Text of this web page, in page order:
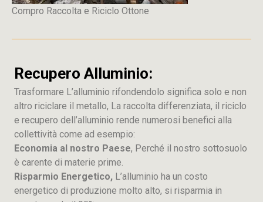
Compro Raccolta e Riciclo Ottone
Recupero Alluminio:
Trasformare L’alluminio rifondendolo significa solo e non
altro riciclare il metallo, La raccolta differenziata, il riciclo
e recupero dell’alluminio rende numerosi benefici alla
collettività come ad esempio:
Economia al nostro Paese, Perché il nostro sottosuolo
è carente di materie prime.
Risparmio Energetico, L’alluminio ha un costo
energetico di produzione molto alto, si risparmia in